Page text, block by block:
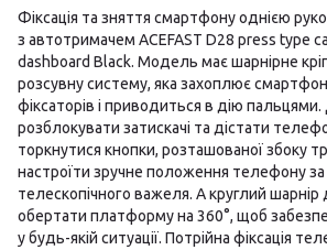
Фіксація та зняття смартфону однією
з автотримачем ACEFAST D28 press type
dashboard Black. Модель має шарнірне
розсувну систему, яка захоплює
фіксаторів і приводиться в дію
розблокувати затискачі та дістати
торкнутися кнопки, розташованої збоку
настроїти зручне положення телефону
телескопічного важеля. А круглий шарнір
обертати платформу на 360°, щоб
у будь-якій ситуації. Потрійна фіксація